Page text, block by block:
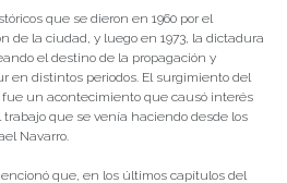
que se dieron en 1960 por el
de la ciudad, y luego en 1973, la dictadura
el destino de la propagación y
en distintos periodos. El surgimiento del
un acontecimiento que causó interés
que se venía haciendo desde los
Navarro.
que, en los últimos capítulos del